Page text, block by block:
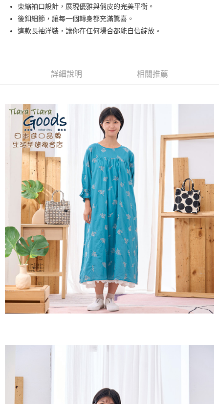
悠遊付
Google Pay
便利好安心！
１．簡單：不需註冊會員、不需綁卡、不需儲值。
２．便利：只要手機號碼，簡訊認證，即可結帳。
３．安心：先確認商品／服務後，再付款。
【「AFTEE先享後付」結帳流程】
１．於結帳方式選擇「AFTEE先享後付」後，將跳轉至「AFTEE先享後付」
結帳頁面，進行簡訊認證並確認金額後，即可完成結帳。
２．訂單成立數日內，您將收到繳費通知簡訊。
３．收到繳費通知簡訊後14天內，點擊此簡訊中的連結，可透過四大超商／
ATM／網路銀行／等多元方式進行付款，方視為交易完成。
※ 請注意：結帳手續完成當下不需立刻繳費，但若您需要取消訂單，請聯絡
購買商品的店家。未經商家同意取消之訂單仍視為有效，需透過AFTEE先享
後付繳納相關費用。
※ 交易是否成功請以「AFTEE先享後付 」之結帳頁面顯示為準，若有關於
是否繳費成功／繳費後需取消欲退款等相關疑問，請聯繫「AFTEE先享後付
客戶支援中心」
https://netprotections.freshdesk.com/support/home
【注意事項】
１．透過由恩沛科技股份有限公司提供之「AFTEE先享後付」服務完成之交
易，需依本服務之必要範圍內提供個人資料，並將交易相關給付款項請求債
權轉讓予恩沛科技股份有限公司。
２．關於個人資料處理事宜，請瀏覽以下網址：
https://aftee.tw/terms/#terms3
時審查核予不同之上限額度；若仍有額度不足之情形，本公司將視審查結果
５．嚴禁一人註冊多個帳號或使用他人資訊註冊。若發現惡意使用之情形，
恩沛科技股份有限公司將有權停止該用戶之使用額度並採取法律行動。
運送方式
全家取貨付款
每筆NT$60，滿NT$1,800(含以上)免運費
付款後全家取貨
每筆NT$60，滿NT$1,800(含以上)免運費
7-11取貨付款
每筆NT$60，滿NT$2,000(含以上)免運費
付款後7-11取貨
每筆NT$60，滿NT$2,000(含以上)免運費
黑貓宅急便(包裹尺寸60cm以下)
每筆NT$100，滿NT$2,000(含以上)免運費
黑貓宅急便(包裹尺寸90cm以下)
每筆NT$140，滿NT$2,000(含以上)免運費
束縮袖口設計，展現優雅與俏皮的完美平衡。
後釦細節，讓每一個轉身都充滿驚喜。
這款長袖洋裝，讓你在任何場合都能自信綻放。
詳細說明 相關推薦